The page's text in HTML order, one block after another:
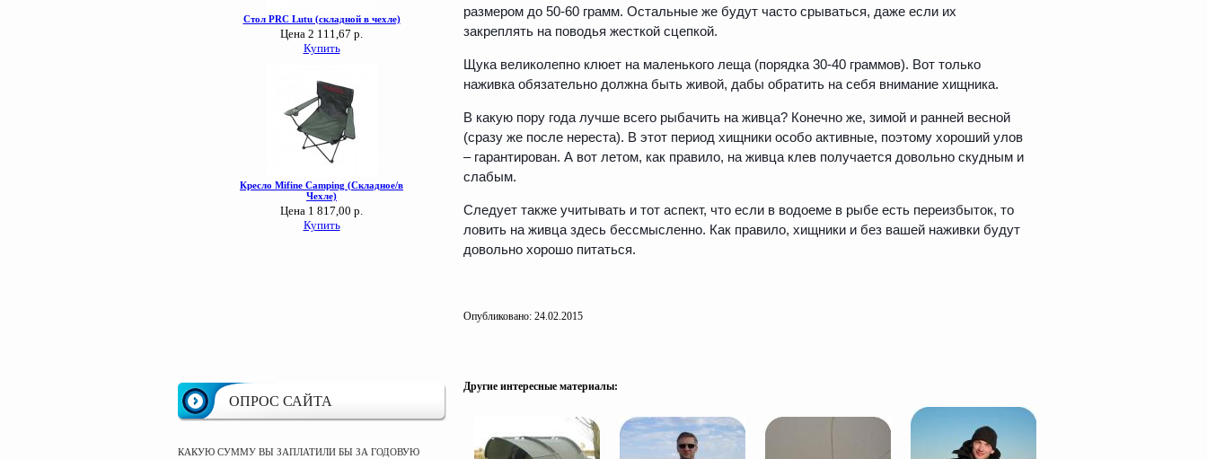
ОПРОС САЙТА
КАКУЮ СУММУ ВЫ ЗАПЛАТИЛИ БЫ ЗА ГОДОВУЮ
размером до 50-60 грамм. Остальные же будут часто срываться, даже если их
закреплять на поводья жесткой сцепкой.
Щука великолепно клюет на маленького леща (порядка 30-40 граммов). Вот только
наживка обязательно должна быть живой, дабы обратить на себя внимание хищника.
В какую пору года лучше всего рыбачить на живца? Конечно же, зимой и ранней весной
(сразу же после нереста). В этот период хищники особо активные, поэтому хороший улов
– гарантирован. А вот летом, как правило, на живца клев получается довольно скудным и
слабым.
Следует также учитывать и тот аспект, что если в водоеме в рыбе есть переизбыток, то
ловить на живца здесь бессмысленно. Как правило, хищники и без вашей наживки будут
довольно хорошо питаться.
Опубликовано: 24.02.2015
Другие интересные материалы: